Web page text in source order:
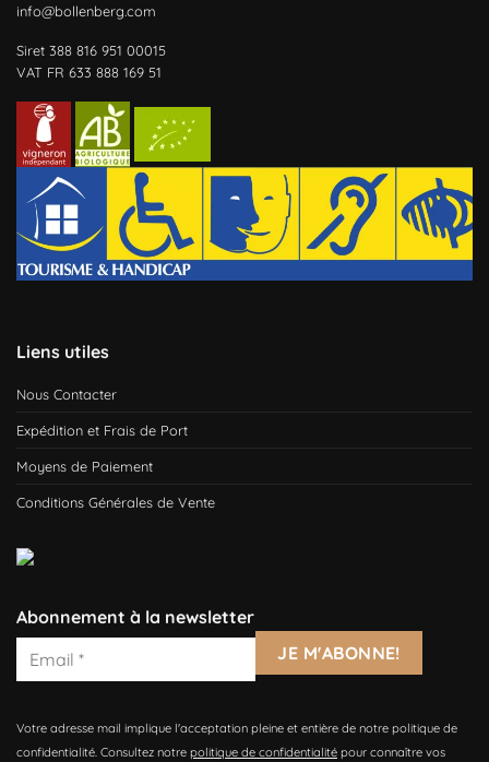
info@bollenberg.com
Siret 388 816 951 00015
VAT FR 633 888 169 51
Liens utiles
Nous Contacter
Expédition et Frais de Port
Moyens de Paiement
Conditions Générales de Vente
Abonnement à la newsletter
Votre adresse mail implique l'acceptation pleine et entière de notre politique de
confidentialité. Consultez notre politique de confidentialité pour connaître vos